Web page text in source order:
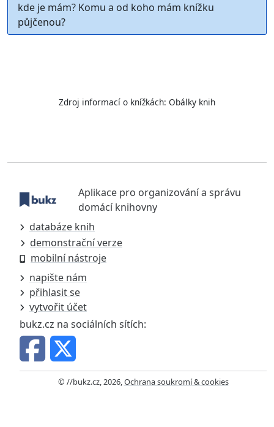
kde je mám? Komu a od koho mám knížku
půjčenou?
Zdroj informací o knížkách: Obálky knih
Aplikace pro organizování a správu
domácí knihovny
databáze knih
demonstrační verze
mobilní nástroje
napište nám
přihlasit se
vytvořit účet
bukz.cz na sociálních sítích:
© //bukz.cz, 2026,Ochrana soukromí & cookies